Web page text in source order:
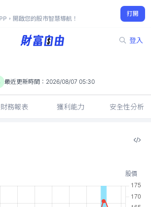
，開啟您的股市智慧導航！
打開
登入
153.00
-2.1%
最近更新時間： 2026/08/07 05:30
財務報表 獲利能力 安全性分析